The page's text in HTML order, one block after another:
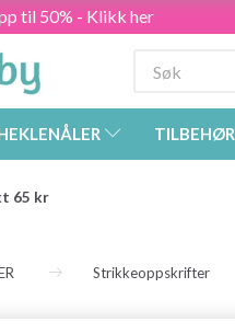
til 50% - Klikk her
TILBEHØR
65 kr
Strikkeoppskrifter